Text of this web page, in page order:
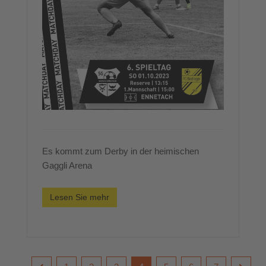
Es kommt zum Derby in der heimischen
Gaggli Arena
Lesen Sie mehr